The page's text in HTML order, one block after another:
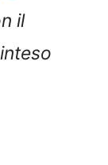
il